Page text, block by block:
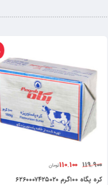
119.900
110.100تومان
کره پگاه ۱۰۰گرم ۶۲۶۰۰۰۷۴۲۵۰۲۰